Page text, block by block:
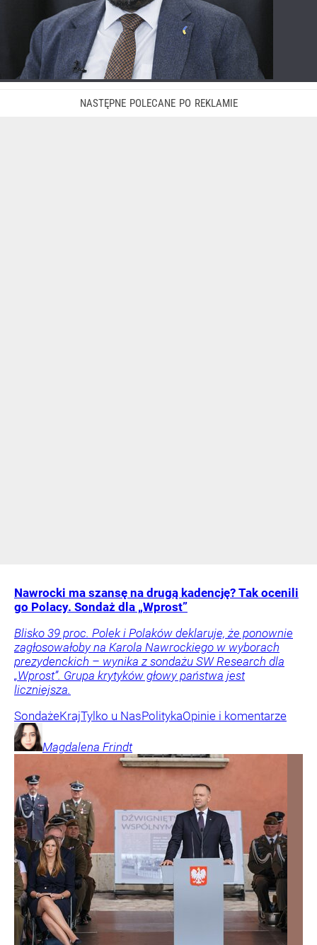
Nawrocki ma szansę na drugą kadencję? Tak ocenili
go Polacy. Sondaż dla „Wprost”
Blisko 39 proc. Polek i Polaków deklaruje, że ponownie
zagłosowałoby na Karola Nawrockiego w wyborach
prezydenckich – wynika z sondażu SW Research dla
„Wprost”. Grupa krytyków głowy państwa jest
liczniejsza.
SondażeKrajTylko u NasPolitykaOpinie i komentarze
Magdalena Frindt